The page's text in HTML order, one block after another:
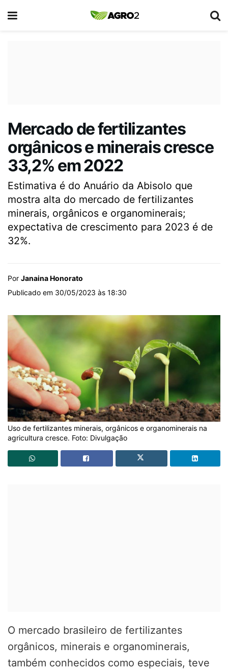
Mercado de fertilizantes
orgânicos e minerais cresce
33,2% em 2022
Estimativa é do Anuário da Abisolo que
mostra alta do mercado de fertilizantes
minerais, orgânicos e organominerais;
expectativa de crescimento para 2023 é de
32%.
Por Janaina Honorato
Publicado em 30/05/2023 às 18:30
Uso de fertilizantes minerais, orgânicos e organominerais na
agricultura cresce. Foto: Divulgação
O mercado brasileiro de fertilizantes
orgânicos, minerais e organominerais,
também conhecidos como especiais, teve